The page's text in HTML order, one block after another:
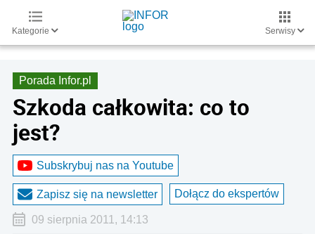
Kategorie Serwisy
Porada Infor.pl
Szkoda całkowita: co to
jest?
Subskrybuj nas na Youtube
Zapisz się na newsletter Dołącz do ekspertów
09 sierpnia 2011, 14:13